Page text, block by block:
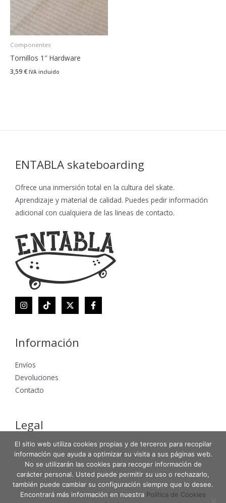
Componentes
Tornillos 1″ Hardware
3,59€ IVA incluido
ENTABLA skateboarding
Ofrece una inmersión total en la cultura del skate.
Aprendizaje y material de calidad. Puedes pedir información
adicional con cualquiera de las lineas de contacto.
Información
Envíos
Devoluciones
Contacto
Legal
Aviso Legal
Política de Privacidad
Política de Cookies
El sitio web utiliza cookies propias y de terceros para recopilar
información que ayuda a optimizar su visita a sus páginas web.
No se utilizarán las cookies para recoger información de
carácter personal. Usted puede permitir su uso o rechazarlo,
también puede cambiar su configuración siempre que lo desee.
Encontrará más información en nuestra Política de Cookies